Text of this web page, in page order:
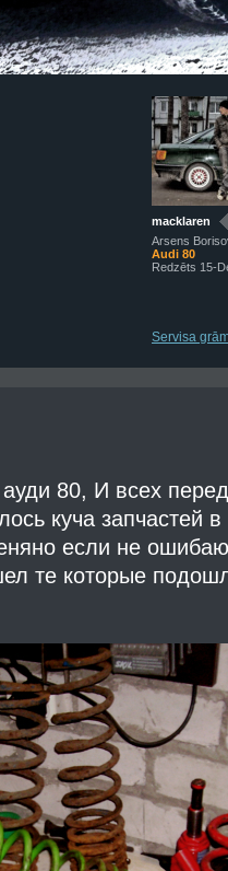
macklaren
Arsens
Audi 80
Redzēts 15-
Servisa
80, И всех
куча запчастей
если не
те которые